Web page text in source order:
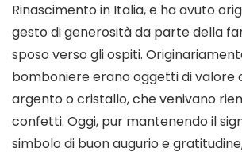
Rinascimento in Italia, e ha avuto
gesto di generosità da parte della
sposo verso gli ospiti.
bomboniere erano oggetti di valore
argento o cristallo, che venivano
confetti. Oggi, pur mantenendo il
simbolo di buon augurio e